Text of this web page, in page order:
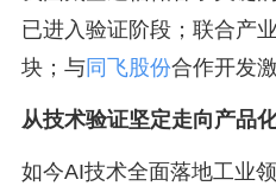
已进入验证阶段；联合产
块；与同飞股份合作开发
从技术验证坚定走向产品
如今AI技术全面落地工业